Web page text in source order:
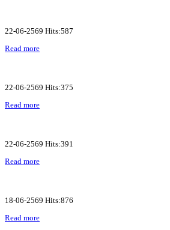
22-06-2569 Hits:587
Read more
22-06-2569 Hits:375
Read more
22-06-2569 Hits:391
Read more
18-06-2569 Hits:876
Read more